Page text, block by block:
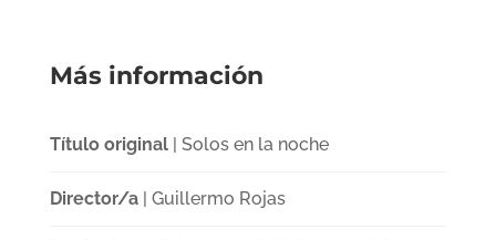
Más información
Título original| Solos en la noche
Director/a| Guillermo Rojas